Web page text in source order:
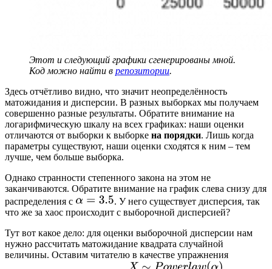
Этот и следующий графики сгенерированы мной.
Код можно найти в репозитории.
Здесь отчётливо видно, что значит неопределённость
матожидания и дисперсии. В разных выборках мы получаем
совершенно разные результаты. Обратите внимание на
логарифмическую шкалу на всех графиках: наши оценки
отличаются от выборки к выборке на порядки. Лишь когда
параметры существуют, наши оценки сходятся к ним – тем
лучше, чем больше выборка.
Однако странности степенного закона на этом не
заканчиваются. Обратите внимание на график слева снизу для
распределения с
. У него существует дисперсия, так
что же за хаос происходит с выборочной дисперсией?
Тут вот какое дело: для оценки выборочной дисперсии нам
нужно рассчитать матожидание квадрата случайной
величины. Оставим читателю в качестве упражнения